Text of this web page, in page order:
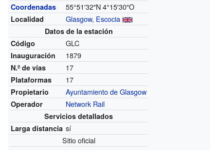
Coordenadas
55°51′32″N4°15′30″O
Localidad Glasgow, Escocia
Datos de la estación
Código
GLC
Inauguración 1879
N.º de vías 17
Plataformas 17
Propietario Ayuntamiento de Glasgow
Operador Network Rail
Servicios detallados
Larga distancia sí
Sitio oficial